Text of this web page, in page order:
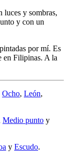
luces y sombras,
y con un
por mí. Es
en Filipinas. A la
Ocho, León,
Medio punto y
y Escudo.